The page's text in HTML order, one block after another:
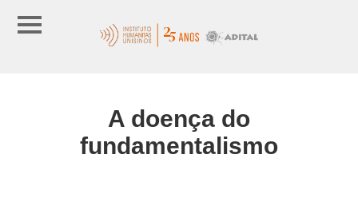
A doença do
fundamentalismo